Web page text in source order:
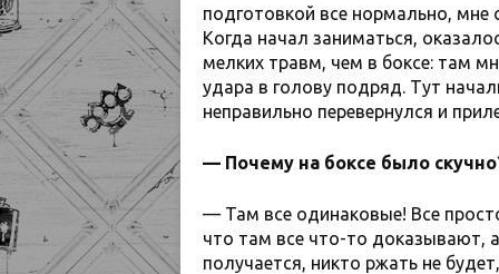
подготовкой все нормально, мне
Когда начал заниматься,
мелких травм, чем в боксе: там
удара в голову подряд. Тут
неправильно перевернулся и
— Почему на боксе было
— Там все одинаковые! Все
что там все что-то доказывают,
получается, никто ржать не